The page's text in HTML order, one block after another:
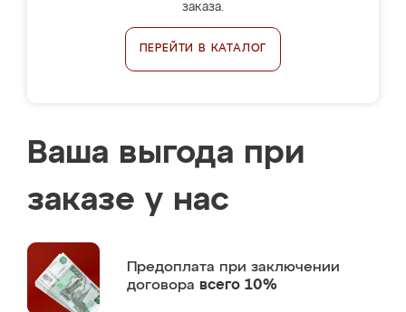
заказа.
ПЕРЕЙТИ В КАТАЛОГ
Ваша выгода при
заказе у нас
Предоплата при заключении
договора всего 10%